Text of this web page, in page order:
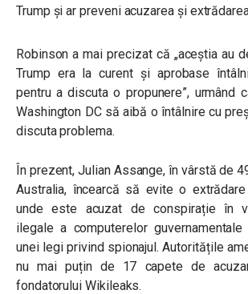
Trump și ar preveni acuzarea și extrădarea
Robinson a mai precizat că „aceștia au
Trump era la curent și aprobase
pentru a discuta o propunere”, urmând
Washington DC să aibă o întâlnire cu
discuta problema.
În prezent, Julian Assange, în vârstă de
Australia, încearcă să evite o
unde este acuzat de conspirație în
ilegale a computerelor
unei legi privind spionajul. Autoritățile
nu mai puțin de 17 capete de
fondatorului Wikileaks.